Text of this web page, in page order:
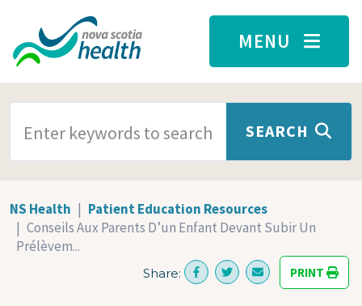
Skip to main content
MENU
SEARCH
NS Health
Patient Education Resources
Conseils Aux Parents D’un Enfant Devant Subir Un
Prélèvem...
Share: PRINT